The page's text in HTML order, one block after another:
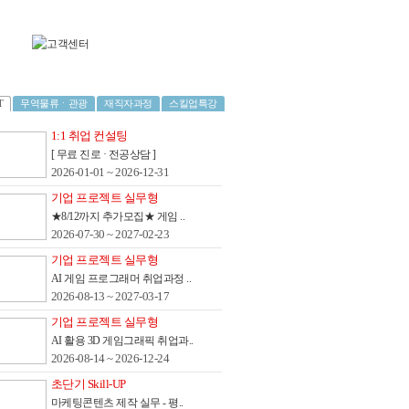
무역물류ㆍ관광 재직자과정 스킬업특강
1:1 취업 컨설팅
[ 무료 진로 · 전공상담 ]
2026-01-01 ~ 2026-12-31
기업 프로젝트 실무형
★8/12까지 추가모집★ 게임 ..
2026-07-30 ~ 2027-02-23
기업 프로젝트 실무형
AI 게임 프로그래머 취업과정 ..
2026-08-13 ~ 2027-03-17
기업 프로젝트 실무형
AI 활용 3D 게임그래픽 취업과..
2026-08-14 ~ 2026-12-24
초단기 Skill-UP
마케팅콘텐츠 제작 실무 - 평..